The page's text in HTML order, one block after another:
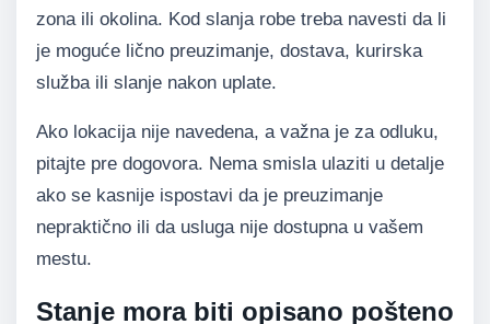
zona ili okolina. Kod slanja robe treba navesti da li
je moguće lično preuzimanje, dostava, kurirska
služba ili slanje nakon uplate.
Ako lokacija nije navedena, a važna je za odluku,
pitajte pre dogovora. Nema smisla ulaziti u detalje
ako se kasnije ispostavi da je preuzimanje
nepraktično ili da usluga nije dostupna u vašem
mestu.
Stanje mora biti opisano pošteno